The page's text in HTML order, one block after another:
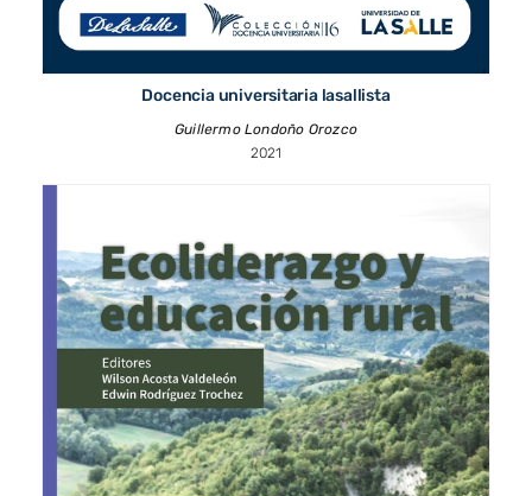
Docencia universitaria lasallista
Guillermo Londoño Orozco
2021